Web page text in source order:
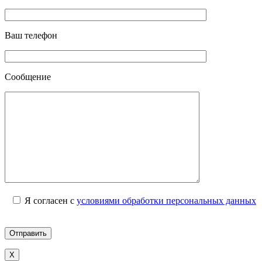
Ваш телефон
Сообщение
Я согласен с условиями обработки персональных данных
X